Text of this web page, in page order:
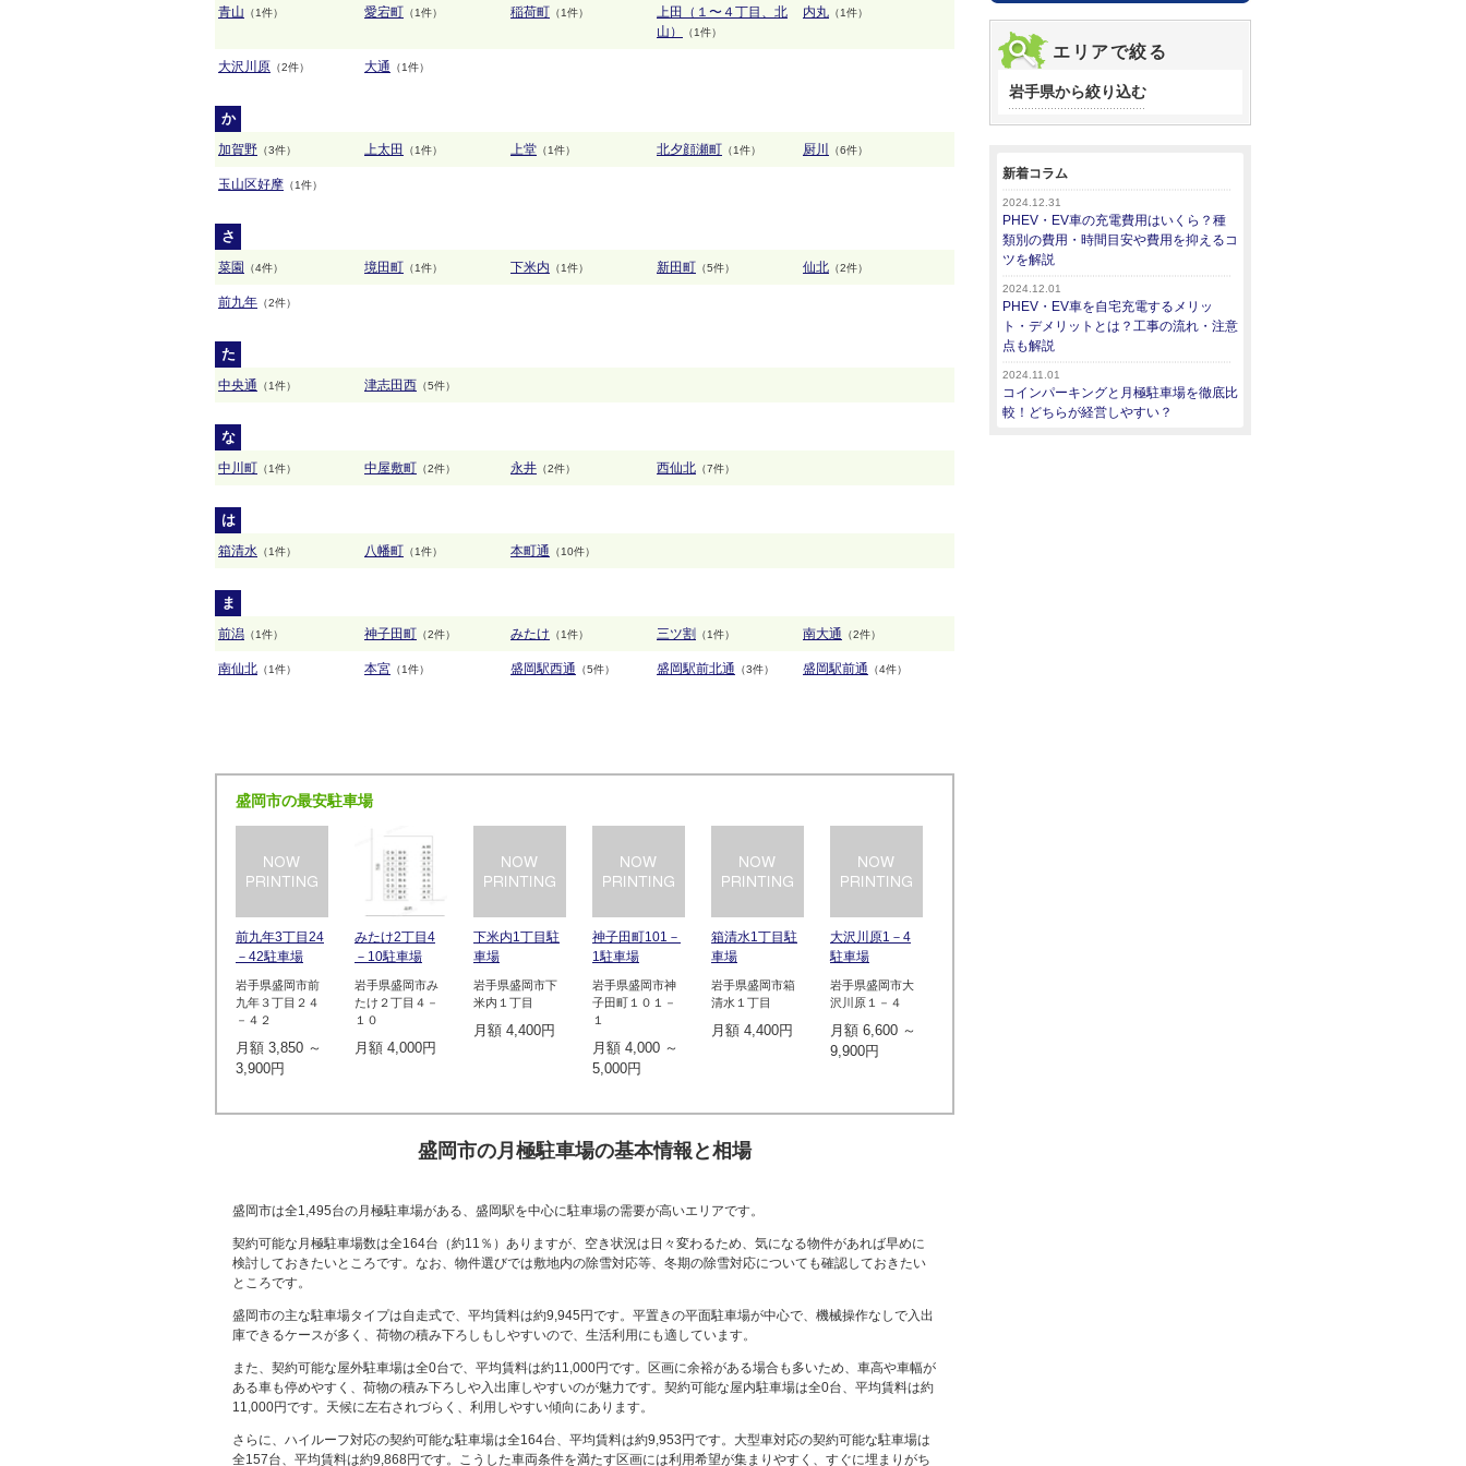
青山 （1件） 愛宕町 （1件） 稲荷町 （1件）
上田（１〜４丁目、北
山）
（1件）
内丸 （1件）
大沢川原 （2件） 大通 （1件）
か
加賀野 （3件） 上太田 （1件） 上堂 （1件） 北夕顔瀬町 （1件） 厨川 （6件）
玉山区好摩 （1件）
さ
菜園 （4件） 境田町 （1件） 下米内 （1件） 新田町 （5件） 仙北 （2件）
前九年 （2件）
た
中央通 （1件） 津志田西 （5件）
な
中川町 （1件） 中屋敷町 （2件） 永井 （2件） 西仙北 （7件）
は
箱清水 （1件） 八幡町 （1件） 本町通 （10件）
ま
前潟 （1件） 神子田町 （2件） みたけ （1件） 三ツ割 （1件） 南大通 （2件）
南仙北 （1件） 本宮 （1件） 盛岡駅西通 （5件） 盛岡駅前北通 （3件） 盛岡駅前通 （4件）
盛岡市の最安駐車場
前九年3丁目24
－42駐車場
岩手県盛岡市前
九年３丁目２４
－４２
月額 3,850 ～
3,900円
みたけ2丁目4
－10駐車場
岩手県盛岡市み
たけ２丁目４－
１０
月額 4,000円
下米内1丁目駐
車場
岩手県盛岡市下
米内１丁目
月額 4,400円
神子田町101－
1駐車場
岩手県盛岡市神
子田町１０１－
１
月額 4,000 ～
5,000円
箱清水1丁目駐
車場
岩手県盛岡市箱
清水１丁目
月額 4,400円
大沢川原1－4
駐車場
岩手県盛岡市大
沢川原１－４
月額 6,600 ～
9,900円
盛岡市の月極駐車場の基本情報と相場
盛岡市は全1,495台の月極駐車場がある、盛岡駅を中心に駐車場の需要が高いエリアです。
契約可能な月極駐車場数は全164台（約11％）ありますが、空き状況は日々変わるため、気になる物件があれば早めに
検討しておきたいところです。なお、物件選びでは敷地内の除雪対応等、冬期の除雪対応についても確認しておきたい
ところです。
盛岡市の主な駐車場タイプは自走式で、平均賃料は約9,945円です。平置きの平面駐車場が中心で、機械操作なしで入出
庫できるケースが多く、荷物の積み下ろしもしやすいので、生活利用にも適しています。
また、契約可能な屋外駐車場は全0台で、平均賃料は約11,000円です。区画に余裕がある場合も多いため、車高や車幅が
ある車も停めやすく、荷物の積み下ろしや入出庫しやすいのが魅力です。契約可能な屋内駐車場は全0台、平均賃料は約
11,000円です。天候に左右されづらく、利用しやすい傾向にあります。
さらに、ハイルーフ対応の契約可能な駐車場は全164台、平均賃料は約9,953円です。大型車対応の契約可能な駐車場は
全157台、平均賃料は約9,868円です。こうした車両条件を満たす区画には利用希望が集まりやすく、すぐに埋まりがち
エリアで絞る
岩手県から絞り込む
新着コラム
2024.12.31
PHEV・EV車の充電費用はいくら？種
類別の費用・時間目安や費用を抑えるコ
ツを解説
2024.12.01
PHEV・EV車を自宅充電するメリッ
ト・デメリットとは？工事の流れ・注意
点も解説
2024.11.01
コインパーキングと月極駐車場を徹底比
較！どちらが経営しやすい？